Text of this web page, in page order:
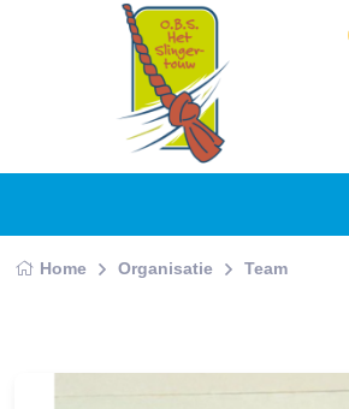
Home Organisatie Team